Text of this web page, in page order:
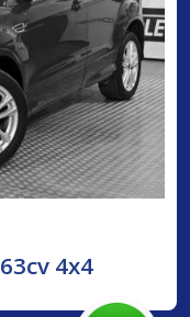
4x4